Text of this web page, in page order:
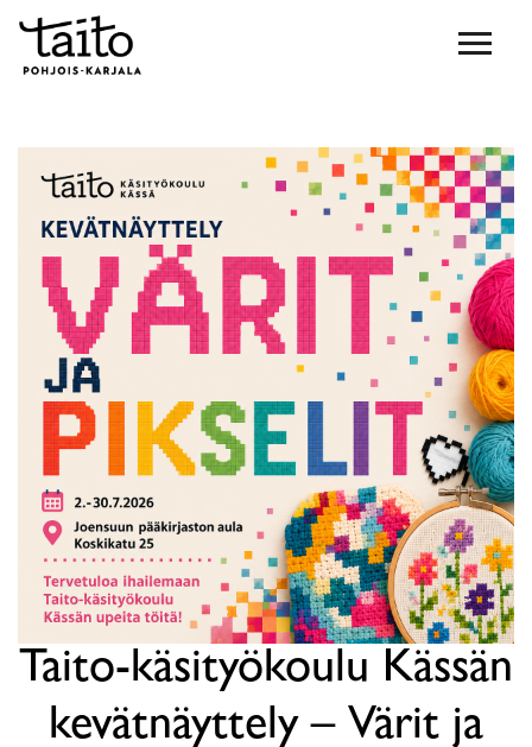
Taito-käsityökoulu Kässän
kevätnäyttely – Värit ja